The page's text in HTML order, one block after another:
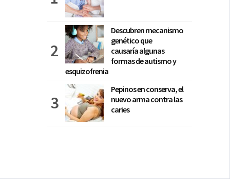
Descubren mecanismo
genético que
causaría algunas
formas de autismo y
esquizofrenia
Pepinos en conserva, el
nuevo arma contra las
caries